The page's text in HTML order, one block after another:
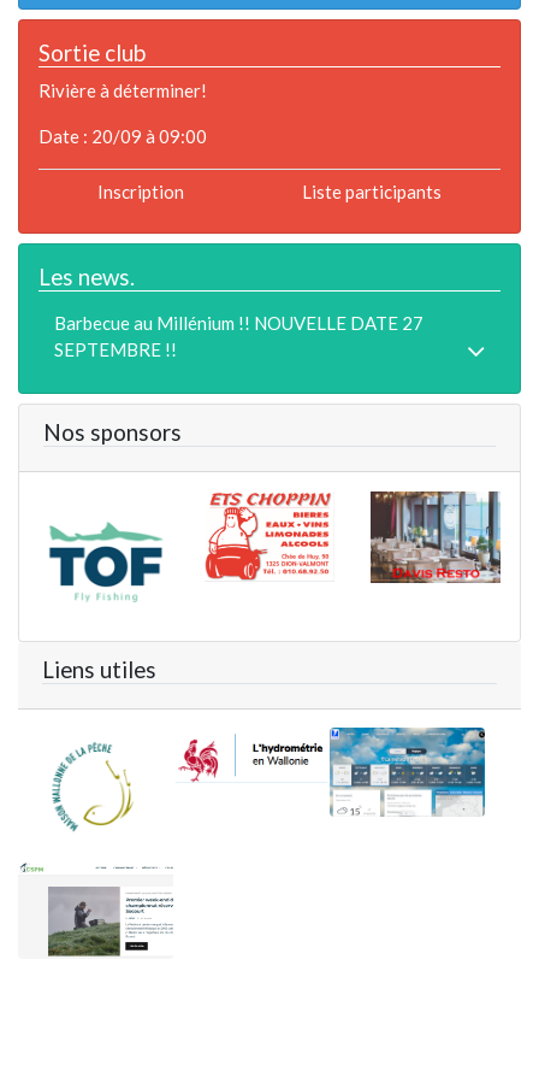
Sortie club
Rivière à déterminer!
Date : 20/09 à 09:00
Inscription Liste participants
Les news.
Barbecue au Millénium !! NOUVELLE DATE 27
SEPTEMBRE !!
Nos sponsors
Liens utiles